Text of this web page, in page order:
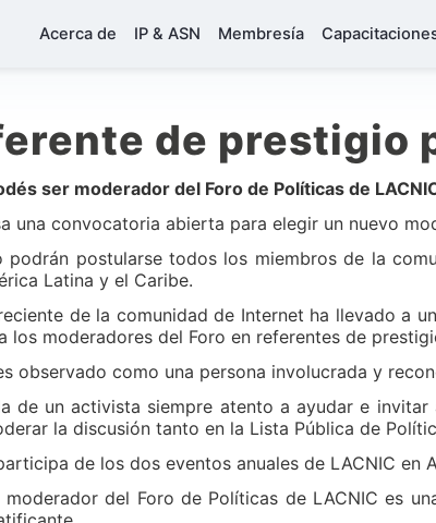
Acerca de IP & ASN Membresía
de prestigio
ser moderador del Foro de Políticas de
una convocatoria abierta para elegir un nuevo
podrán postularse todos los miembros de la
Latina y el Caribe.
de la comunidad de Internet ha llevado a
los moderadores del Foro en referentes de
observado como una persona involucrada y
de un activista siempre atento a ayudar e
la discusión tanto en la Lista Pública de
de los dos eventos anuales de LACNIC en
del Foro de Políticas de LACNIC es